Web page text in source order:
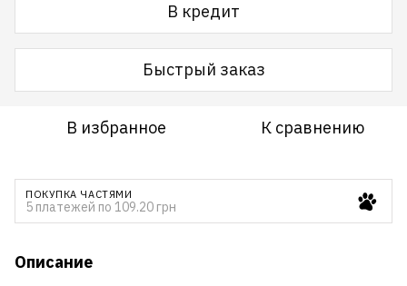
В кредит
Быстрый заказ
В избранное К сравнению
ПОКУПКА ЧАСТЯМИ
5 платежей по 109.20 грн
Описание